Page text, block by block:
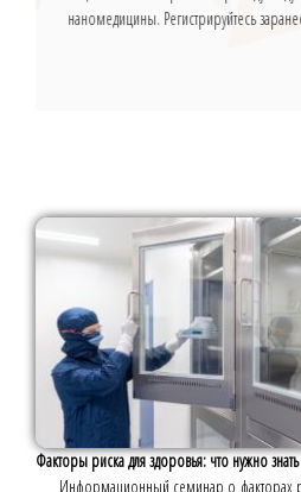
наномедицины. Регистрируйтесь
Факторы риска для здоровья: что нужно знать
Информационный семинар о факторах